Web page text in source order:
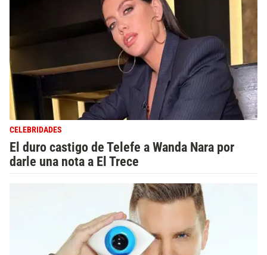
CELEBRIDADES
El duro castigo de Telefe a Wanda Nara por
darle una nota a El Trece